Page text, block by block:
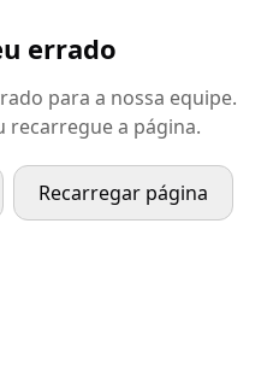
errado
para a nossa equipe.
recarregue a página.
Recarregar página